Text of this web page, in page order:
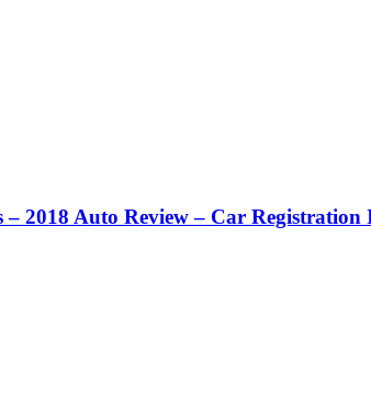
2018 Auto Review – Car Registration